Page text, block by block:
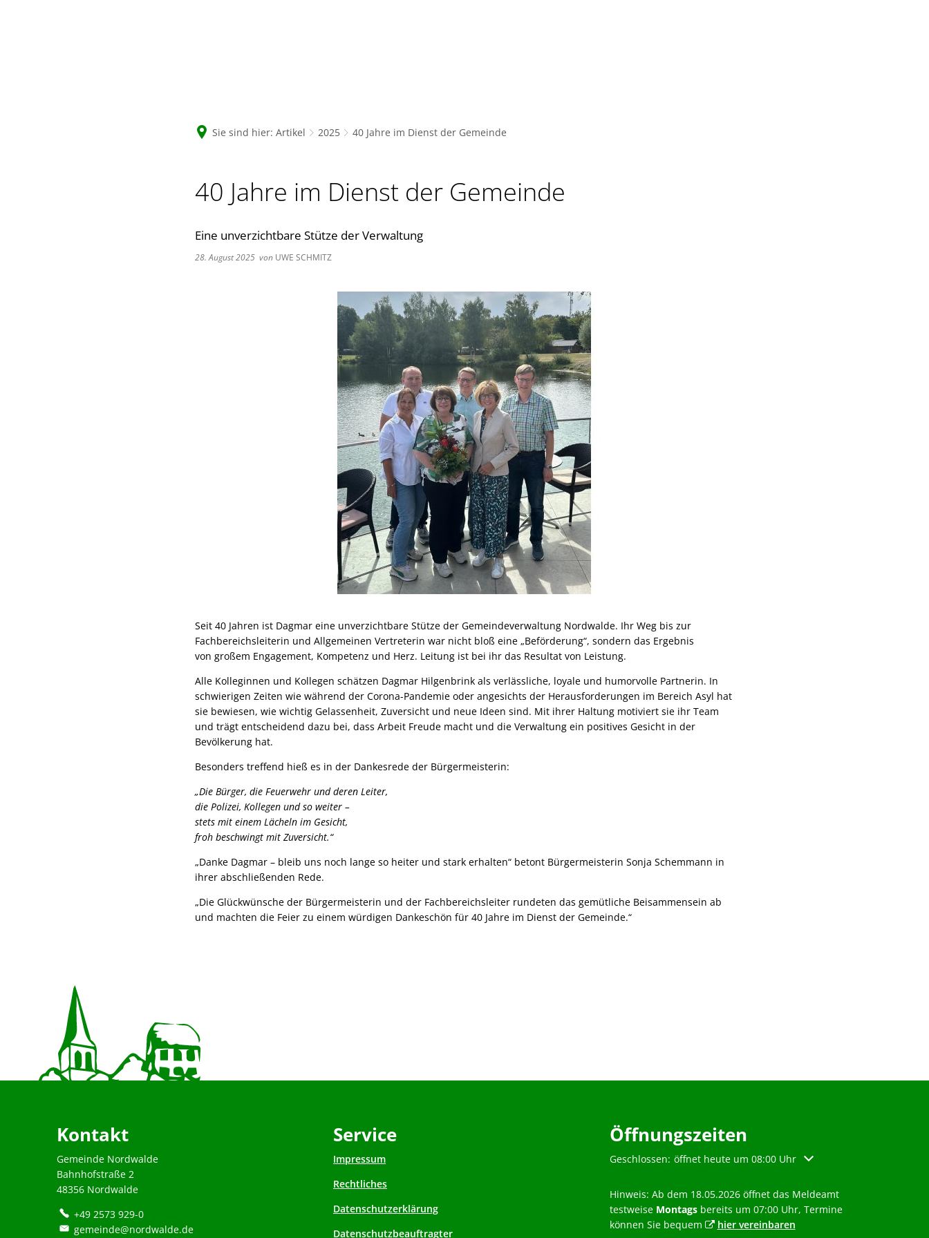
Sie sind hier: Artikel 2025 40 Jahre im Dienst der Gemeinde
40 Jahre im Dienst der Gemeinde
Eine unverzichtbare Stütze der Verwaltung
28. August 2025 von UWE SCHMITZ
Seit 40 Jahren ist Dagmar eine unverzichtbare Stütze der Gemeindeverwaltung Nordwalde. Ihr Weg bis zur
Fachbereichsleiterin und Allgemeinen Vertreterin war nicht bloß eine „Beförderung“, sondern das Ergebnis
von großem Engagement, Kompetenz und Herz. Leitung ist bei ihr das Resultat von Leistung.
Alle Kolleginnen und Kollegen schätzen Dagmar Hilgenbrink als verlässliche, loyale und humorvolle Partnerin. In
schwierigen Zeiten wie während der Corona-Pandemie oder angesichts der Herausforderungen im Bereich Asyl hat
sie bewiesen, wie wichtig Gelassenheit, Zuversicht und neue Ideen sind. Mit ihrer Haltung motiviert sie ihr Team
und trägt entscheidend dazu bei, dass Arbeit Freude macht und die Verwaltung ein positives Gesicht in der
Bevölkerung hat.
Besonders treffend hieß es in der Dankesrede der Bürgermeisterin:
„Die Bürger, die Feuerwehr und deren Leiter,
die Polizei, Kollegen und so weiter –
stets mit einem Lächeln im Gesicht,
froh beschwingt mit Zuversicht.“
„Danke Dagmar – bleib uns noch lange so heiter und stark erhalten“ betont Bürgermeisterin Sonja Schemmann in
ihrer abschließenden Rede.
„Die Glückwünsche der Bürgermeisterin und der Fachbereichsleiter rundeten das gemütliche Beisammensein ab
und machten die Feier zu einem würdigen Dankeschön für 40 Jahre im Dienst der Gemeinde.“
Kontakt
Gemeinde Nordwalde
Bahnhofstraße 2
48356 Nordwalde
+49 2573 929-0
gemeinde@nordwalde.de
Service
Impressum
Rechtliches
Datenschutzerklärung
Datenschutzbeauftragter
Öffnungszeiten
Klicken, um weitere Öffnungs- oder Schließzeiten auszublenden
Geschlossen: öffnet heute um 08:00 Uhr
Hinweis: Ab dem 18.05.2026 öffnet das Meldeamt
testweise Montags bereits um 07:00 Uhr, Termine
können Sie bequem
hier vereinbaren